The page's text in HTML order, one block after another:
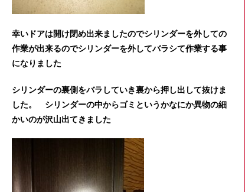
幸いドアは開け閉め出来ましたのでシリンダーを外しての
作業が出来るのでシリンダーを外してバラシて作業する事
になりました
シリンダーの裏側をバラしていき裏から押し出して抜けま
した。 シリンダーの中からゴミというかなにか異物の細
かいのが沢山出てきました